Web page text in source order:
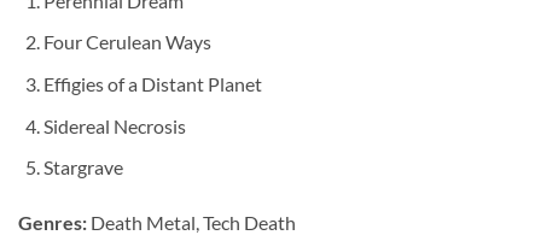
Four Cerulean Ways
Effigies of a Distant Planet
Sidereal Necrosis
Stargrave
Genres: Death Metal, Tech Death